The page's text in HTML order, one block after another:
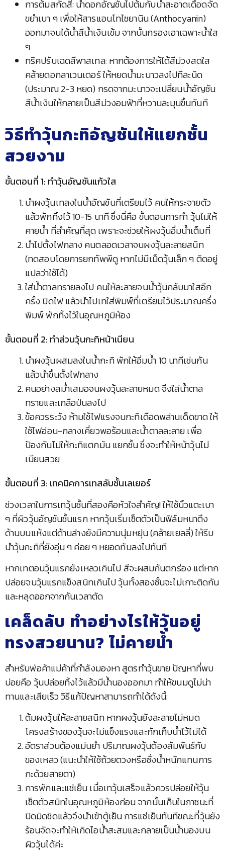
การต้มสกัดสี: นำดอกอัญชันไปต้มกับน้ำสะอาดเดือดจัด
ขยำเบา ๆ เพื่อให้สารแอนโทไซยานิน (Anthocyanin)
ออกมาจนได้น้ำสีน้ำเงินเข้ม จากนั้นกรองเอาเฉพาะน้ำใส
ๆ
ทริคปรับเฉดสีพาสเทล: หากต้องการให้ได้สีม่วงสดใส
คล้ายดอกลาเวนเดอร์ ให้หยดน้ำมะนาวลงไปทีละนิด
(ประมาณ 2-3 หยด) กรดจากมะนาวจะเปลี่ยนน้ำอัญชัน
สีน้ำเงินให้กลายเป็นสีม่วงอมฟ้าที่หวานละมุนขึ้นทันที
วิธีทำวุ้นกะทิอัญชันให้แยกชั้น
สวยงาม
ขั้นตอนที่ 1: ทำวุ้นอัญชันแก้วใส
นำผงวุ้นเทลงในน้ำอัญชันที่เตรียมไว้ คนให้กระจายตัว
แล้วพักทิ้งไว้ 10-15 นาที ซึ่งนี่คือ ขั้นตอนการทำ วุ้นไม่ให้
คายน้ำ ที่สำคัญที่สุด เพราะจะช่วยให้ผงวุ้นอิ่มน้ำเต็มที่
นำไปตั้งไฟกลาง คนตลอดเวลาจนผงวุ้นละลายสนิท
(ทดสอบโดยการยกทัพพีดู หากไม่มีเม็ดวุ้นเล็ก ๆ ติดอยู่
แปลว่าใช้ได้)
ใส่น้ำตาลทรายลงไป คนให้ละลายจนน้ำวุ้นกลับมาใสอีก
ครั้ง ปิดไฟ แล้วนำไปเทใส่พิมพ์ที่เตรียมไว้ประมาณครึ่ง
พิมพ์ พักทิ้งไว้ในอุณหภูมิห้อง
ขั้นตอนที่ 2: ทำส่วนวุ้นกะทิหน้าเนียน
นำผงวุ้นผสมลงในน้ำกะทิ พักให้อิ่มน้ำ 10 นาทีเช่นกัน
แล้วนำขึ้นตั้งไฟกลาง
คนอย่างสม่ำเสมอจนผงวุ้นละลายหมด จึงใส่น้ำตาล
ทรายและเกลือป่นลงไป
ข้อควรระวัง ห้ามใช้ไฟแรงจนกะทิเดือดพล่านเด็ดขาด ให้
ใช้ไฟอ่อน-กลางเคี่ยวพอร้อนและน้ำตาลละลาย เพื่อ
ป้องกันไม่ให้กะทิแตกมัน แยกชั้น ซึ่งจะทำให้หน้าวุ้นไม่
เนียนสวย
ขั้นตอนที่ 3: เทคนิคการเทสลับชั้นเลเยอร์
ช่วงเวลาในการเทวุ้นชั้นที่สองคือหัวใจสำคัญ! ให้ใช้นิ้วแตะเบา
ๆ ที่ผิววุ้นอัญชันชั้นแรก หากวุ้นเริ่มเซ็ตตัวเป็นฟิล์มหนาตึง
ด้านบนแห้งแต่ด้านล่างยังมีความนุ่มหยุ่น (คล้ายเยลลี่) ให้รีบ
นำวุ้นกะทิที่ยังอุ่น ๆ ค่อย ๆ หยอดทับลงไปทันที
หากเทตอนวุ้นแรกยังเหลวเกินไป สีจะผสมกันตกร่อง แต่หาก
ปล่อยจนวุ้นแรกแข็งสนิทเกินไป วุ้นทั้งสองชั้นจะไม่เกาะติดกัน
และหลุดออกจากกันเวลาตัด
เคล็ดลับ ทำอย่างไรให้วุ้นอยู่
ทรงสวยนาน? ไม่คายน้ำ
สำหรับพ่อค้าแม่ค้าที่กำลังมองหา สูตรทำวุ้นขาย ปัญหาที่พบ
บ่อยคือ วุ้นปล่อยทิ้งไว้แล้วมีน้ำนองออกมา ทำให้ขนมดูไม่น่า
ทานและเสียเร็ว วิธีแก้ปัญหาสามารถทำได้ดังนี้:
ต้มผงวุ้นให้ละลายสนิท หากผงวุ้นยังละลายไม่หมด
โครงสร้างของวุ้นจะไม่แข็งแรงและกักเก็บน้ำไว้ไม่ได้
อัตราส่วนต้องแม่นยำ ปริมาณผงวุ้นต้องสัมพันธ์กับ
ของเหลว (แนะนำให้ใช้ถ้วยตวงหรือชั่งน้ำหนักแทนการ
กะด้วยสายตา)
การพักและแช่เย็น เมื่อเทวุ้นเสร็จแล้วควรปล่อยให้วุ้น
เซ็ตตัวสนิทในอุณหภูมิห้องก่อน จากนั้นเก็บในภาชนะที่
ปิดมิดชิดแล้วจึงนำเข้าตู้เย็น การแช่เย็นทันทีขณะที่วุ้นยัง
ร้อนจัดจะทำให้เกิดไอน้ำสะสมและกลายเป็นน้ำนองบน
ผิววุ้นได้ค่ะ